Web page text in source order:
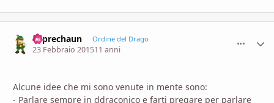
Leprechaun Ordine del Drago
23 Febbraio 201511 anni
Alcune idee che mi sono venute in mente sono:
- Parlare sempre in ddraconico e farti pregare per parlare